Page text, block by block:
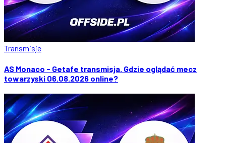
Transmisje
AS Monaco - Getafe transmisja. Gdzie oglądać mecz
towarzyski 06.08.2026 online?